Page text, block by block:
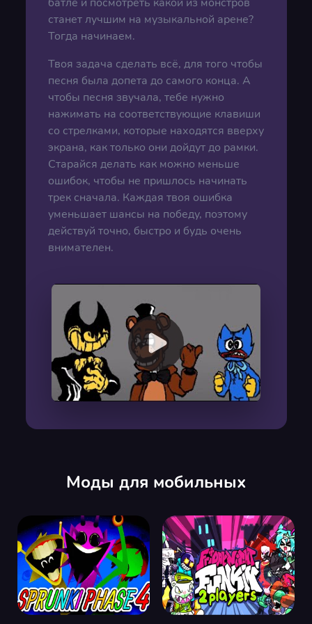
станет лучшим на музыкальной арене?
Тогда начинаем.
Твоя задача сделать всё, для того чтобы
песня была допета до самого конца. А
чтобы песня звучала, тебе нужно
нажимать на соответствующие клавиши
со стрелками, которые находятся вверху
экрана, как только они дойдут до рамки.
Старайся делать как можно меньше
ошибок, чтобы не пришлось начинать
трек сначала. Каждая твоя ошибка
уменьшает шансы на победу, поэтому
действуй точно, быстро и будь очень
внимателен.
Моды для мобильных